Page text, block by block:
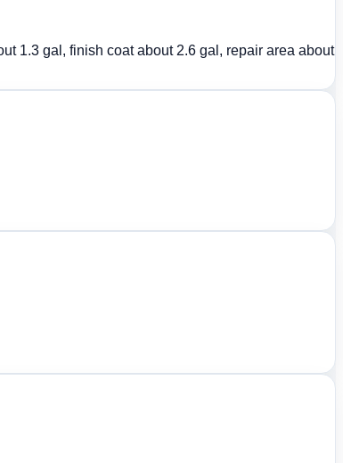
1.3 gal, finish coat about 2.6 gal, repair area about